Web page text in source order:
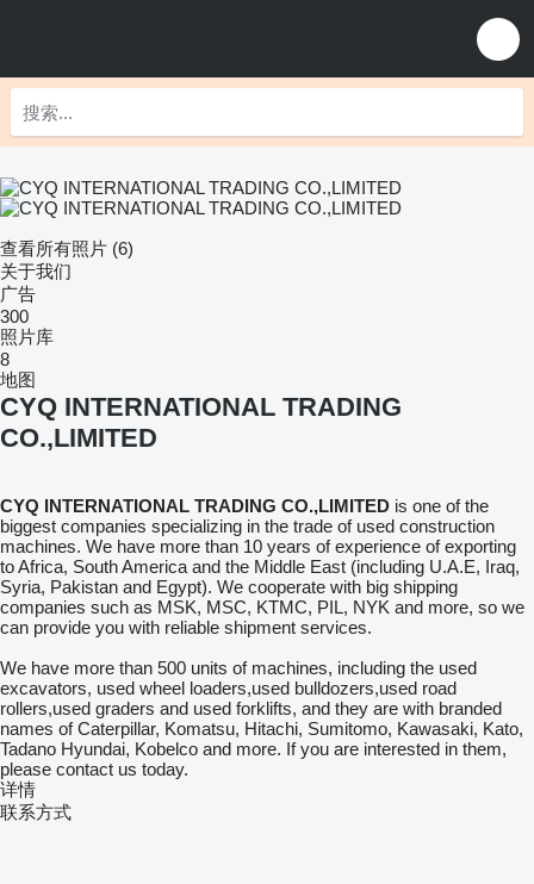
查看所有照片 (6)
关于我们
广告
300
照片库
8
地图
CYQ INTERNATIONAL TRADING
CO.,LIMITED
CYQ INTERNATIONAL TRADING CO.,LIMITED is one of the
biggest companies specializing in the trade of used construction
machines. We have more than 10 years of experience of exporting
to Africa, South America and the Middle East (including U.A.E, Iraq,
Syria, Pakistan and Egypt). We cooperate with big shipping
companies such as MSK, MSC, KTMC, PIL, NYK and more, so we
can provide you with reliable shipment services.
We have more than 500 units of machines, including the used
excavators, used wheel loaders,used bulldozers,used road
rollers,used graders and used forklifts, and they are with branded
names of Caterpillar, Komatsu, Hitachi, Sumitomo, Kawasaki, Kato,
Tadano Hyundai, Kobelco and more. If you are interested in them,
please contact us today.
详情
联系方式